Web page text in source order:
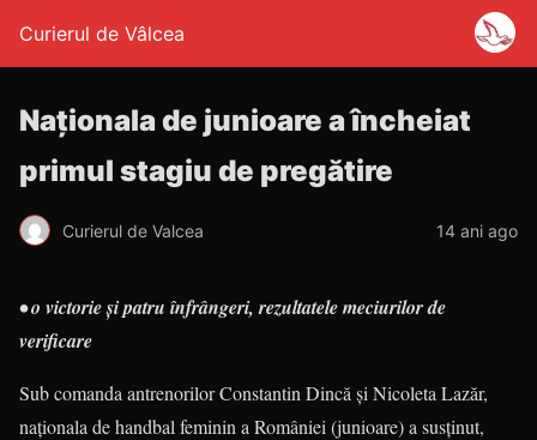
Curierul de Vâlcea
Naţionala de junioare a încheiat
primul stagiu de pregătire
Curierul de Valcea 14 ani ago
• o victorie şi patru înfrângeri, rezultatele meciurilor de
verificare
Sub comanda antrenorilor Constantin Dincă şi Nicoleta Lazăr,
naţionala de handbal feminin a României (junioare) a susţinut,